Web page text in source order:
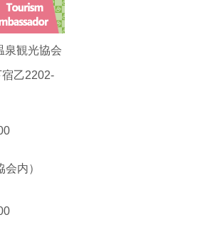
泉観光協会
乙2202-
内）